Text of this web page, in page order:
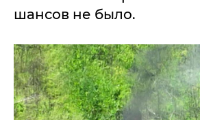
шансов не было.